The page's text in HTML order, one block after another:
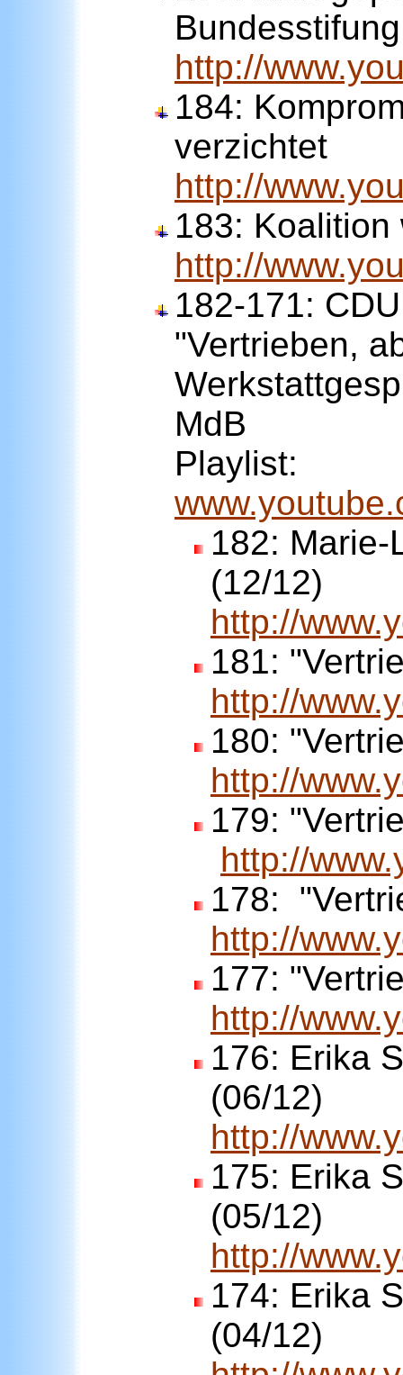
Bundesstifung
http://
184:
verzichtet
http://
183: Koalition
http://
182-171:
"Vertrieben,
MdB
Playlist:
182: Marie-
(12/12)
http://
181:
http://
180:
http://
179:
http://
178:
http://
177:
http://
176: Erika
(06/12)
http://
175: Erika
(05/12)
http://
174: Erika
(04/12)